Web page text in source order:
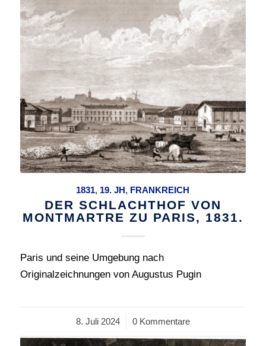
1831, 19. JH, FRANKREICH
DER SCHLACHTHOF VON
MONTMARTRE ZU PARIS, 1831.
Paris und seine Umgebung nach
Originalzeichnungen von Augustus Pugin
8. Juli 2024
/ 0 Kommentare